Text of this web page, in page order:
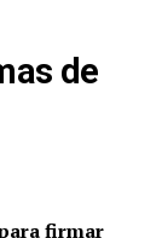
de
firmar